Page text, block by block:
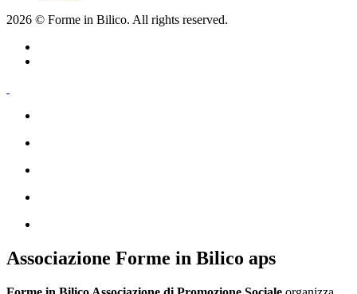
2026 © Forme in Bilico. All rights reserved.
Associazione Forme in Bilico aps